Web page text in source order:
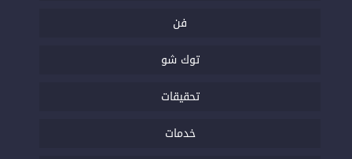
فن
توك شو
تحقيقات
خدمات